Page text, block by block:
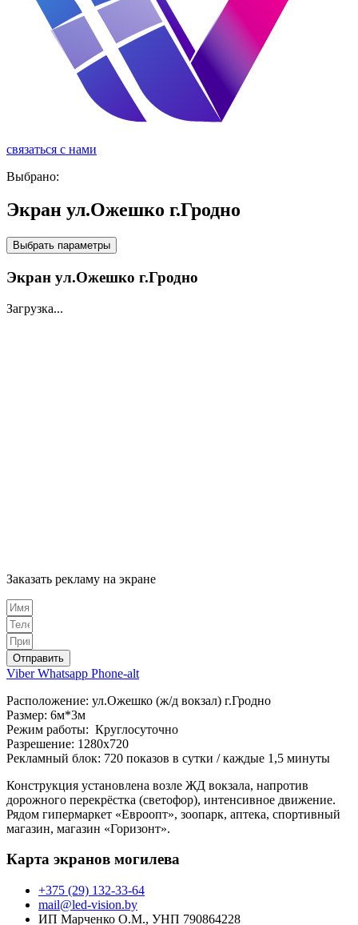
НА LED ЭКРАНАХ
реклама
связаться с нами
Выбрано:
Экран ул.Ожешко г.Гродно
Выбрать параметры
Экран ул.Ожешко г.Гродно
Загрузка...
Заказать рекламу на экране
Отправить
Viber Whatsapp Phone-alt
Расположение: ул.Ожешко (ж/д вокзал) г.Гродно
Размер: 6м*3м
Режим работы: Круглосуточно
Разрешение: 1280х720
Рекламный блок: 720 показов в сутки / каждые 1,5 минуты
Конструкция установлена возле ЖД вокзала, напротив
дорожного перекрёстка (светофор), интенсивное движение.
Рядом гипермаркет «Евроопт», зоопарк, аптека, спортивный
магазин, магазин «Горизонт».
Карта экранов могилева
+375 (29) 132-33-64
mail@led-vision.by
ИП Марченко О.М., УНП 790864228